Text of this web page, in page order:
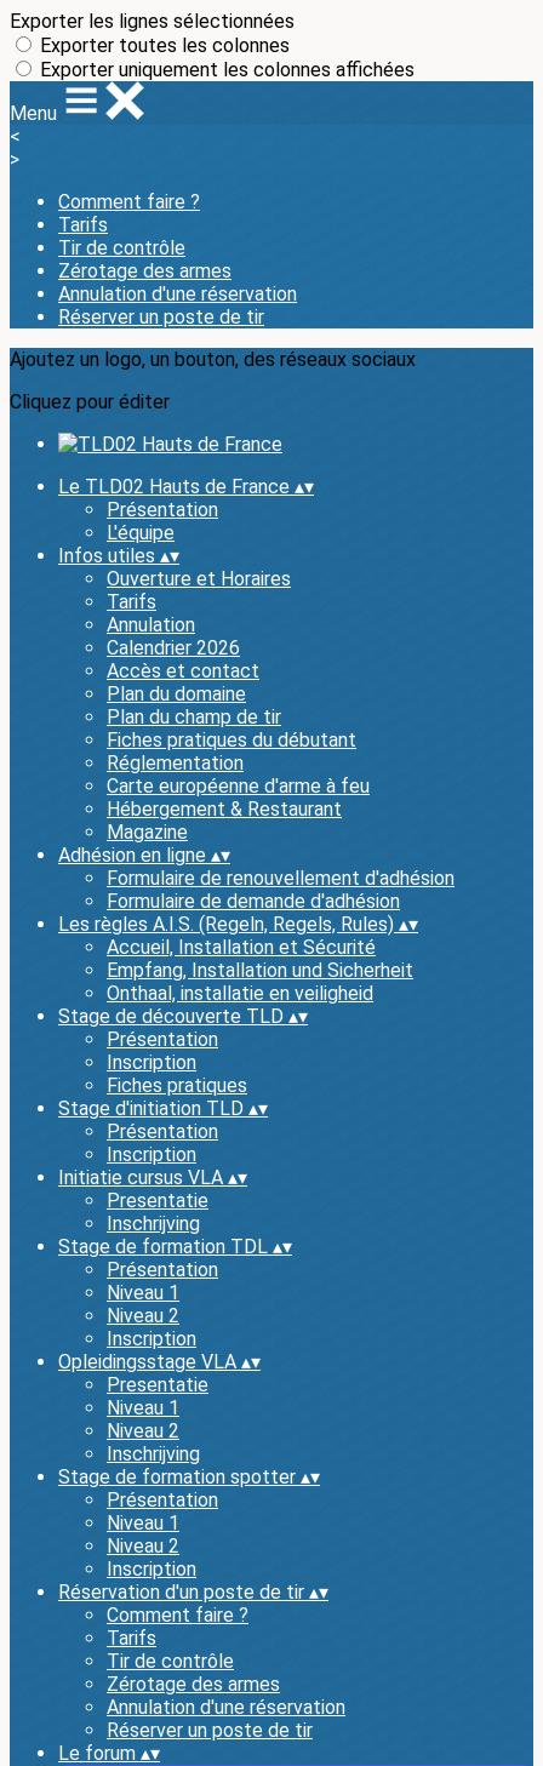
Exporter les lignes sélectionnées
Exporter toutes les colonnes
Exporter uniquement les colonnes affichées
Menu
<
>
Comment faire ?
Tarifs
Tir de contrôle
Zérotage des armes
Annulation d'une réservation
Réserver un poste de tir
Ajoutez un logo, un bouton, des réseaux sociaux
Cliquez pour éditer
Le TLD02 Hauts de France ▴▾
Présentation
L'équipe
Infos utiles ▴▾
Ouverture et Horaires
Tarifs
Annulation
Calendrier 2026
Accès et contact
Plan du domaine
Plan du champ de tir
Fiches pratiques du débutant
Réglementation
Carte européenne d'arme à feu
Hébergement & Restaurant
Magazine
Adhésion en ligne ▴▾
Formulaire de renouvellement d'adhésion
Formulaire de demande d'adhésion
Les règles A.I.S. (Regeln, Regels, Rules) ▴▾
Accueil, Installation et Sécurité
Empfang, Installation und Sicherheit
Onthaal, installatie en veiligheid
Stage de découverte TLD ▴▾
Présentation
Inscription
Fiches pratiques
Stage d'initiation TLD ▴▾
Présentation
Inscription
Initiatie cursus VLA ▴▾
Presentatie
Inschrijving
Stage de formation TDL ▴▾
Présentation
Niveau 1
Niveau 2
Inscription
Opleidingsstage VLA ▴▾
Presentatie
Niveau 1
Niveau 2
Inschrijving
Stage de formation spotter ▴▾
Présentation
Niveau 1
Niveau 2
Inscription
Réservation d'un poste de tir ▴▾
Comment faire ?
Tarifs
Tir de contrôle
Zérotage des armes
Annulation d'une réservation
Réserver un poste de tir
Le forum ▴▾